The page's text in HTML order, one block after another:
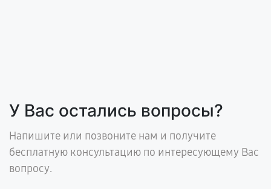
У Вас остались вопросы?
Напишите или позвоните нам и получите
бесплатную консультацию по интересующему Вас
вопросу.